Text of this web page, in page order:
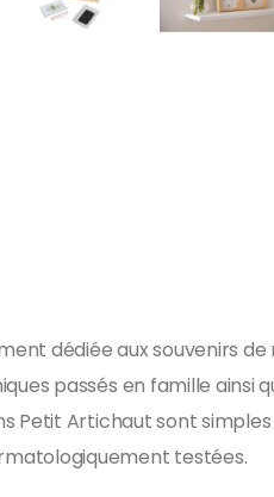
dédiée aux souvenirs
passés en famille
Petit Artichaut sont
testées.